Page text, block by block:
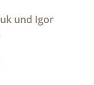
und Igor